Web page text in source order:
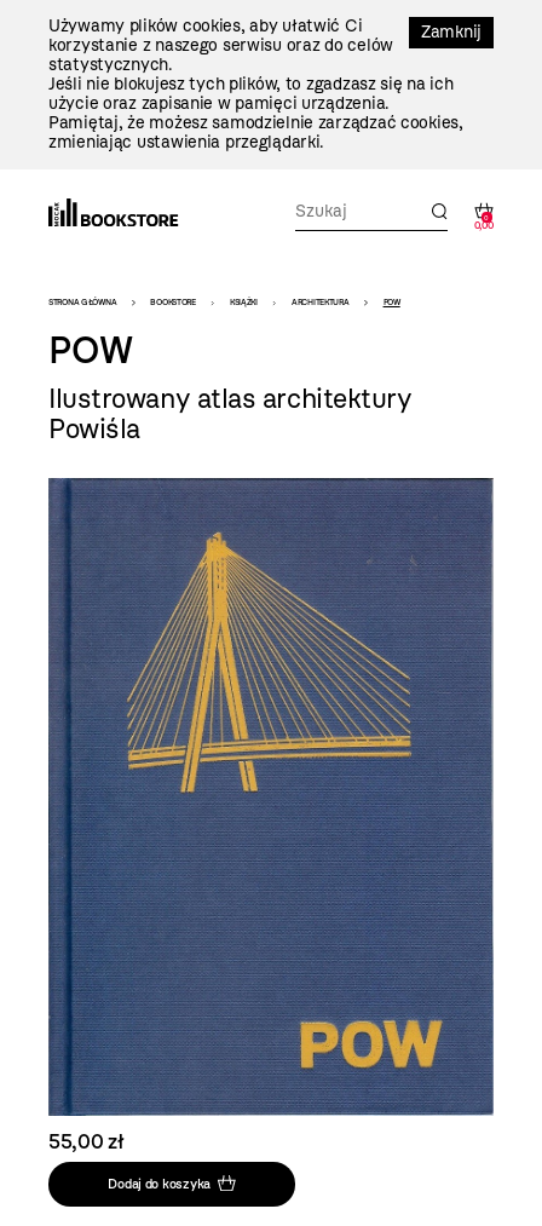
Zamknij
Używamy plików cookies, aby ułatwić Ci
korzystanie z naszego serwisu oraz do celów
statystycznych.
Jeśli nie blokujesz tych plików, to zgadzasz się na ich
użycie oraz zapisanie w pamięci urządzenia.
Pamiętaj, że możesz samodzielnie zarządzać cookies,
zmieniając ustawienia przeglądarki.
0
0,00
Bookstore
-
szablon
szczegóły
STRONA GŁÓWNA BOOKSTORE KSIĄŻKI ARCHITEKTURA POW
POW
Ilustrowany atlas architektury
Powiśla
55,00 zł
Dodaj do koszyka